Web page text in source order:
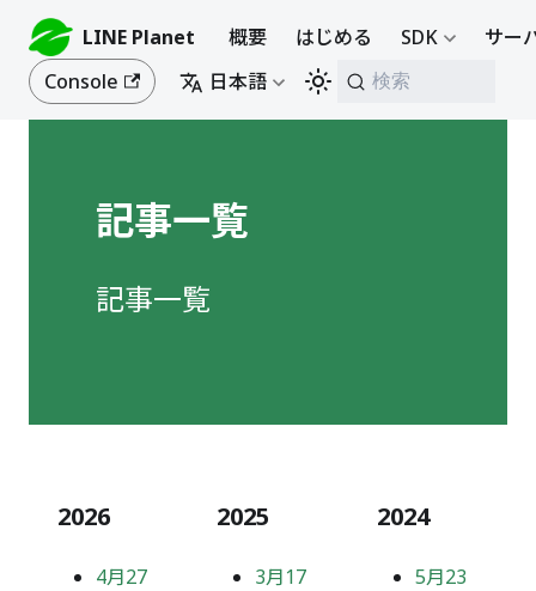
LINE Planet 概要 はじめる SDK
サー
Console
日本語 検索
記事一覧
記事一覧
2026
4月27
2025
3月17
2024
5月23